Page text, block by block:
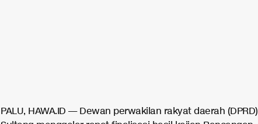
PALU, HAWA.ID — Dewan perwakilan rakyat daerah (DPRD)